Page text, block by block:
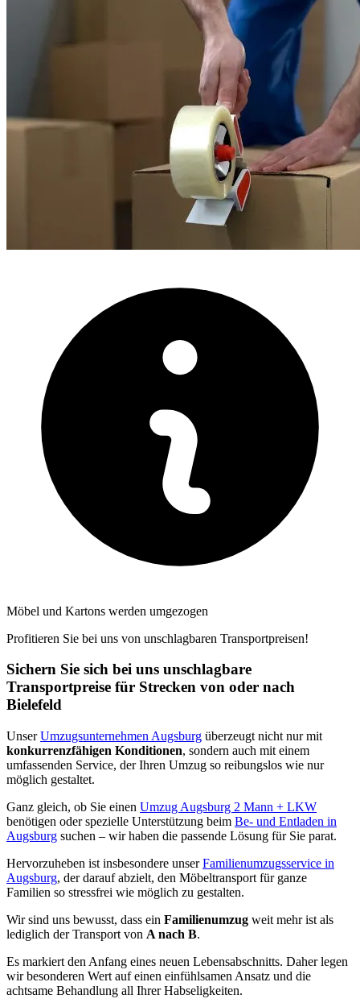
Möbel und Kartons werden umgezogen
Profitieren Sie bei uns von unschlagbaren Transportpreisen!
Sichern Sie sich bei uns unschlagbare
Transportpreise für Strecken von oder nach
Bielefeld
UnserUmzugsunternehmen Augsburg überzeugt nicht nur mit
konkurrenzfähigen Konditionen, sondern auch mit einem
umfassenden Service, der Ihren Umzug so reibungslos wie nur
möglich gestaltet.
Ganz gleich, ob Sie einen Umzug Augsburg 2 Mann + LKW
benötigen oder spezielle Unterstützung beim Be- und Entladen in
Augsburg suchen – wir haben die passende Lösung für Sie parat.
Hervorzuheben ist insbesondere unserFamilienumzugsservice in
Augsburg, der darauf abzielt, den Möbeltransport für ganze
Familien so stressfrei wie möglich zu gestalten.
Wir sind uns bewusst, dass ein Familienumzug weit mehr ist als
lediglich der Transport von A nach B.
Es markiert den Anfang eines neuen Lebensabschnitts. Daher legen
wir besonderen Wert auf einen einfühlsamen Ansatz und die
achtsame Behandlung all Ihrer Habseligkeiten.